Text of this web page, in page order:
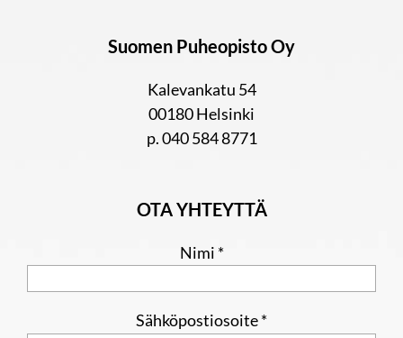
Suomen Puheopisto Oy
Kalevankatu 54
00180 Helsinki
p. 040 584 8771
OTA YHTEYTTÄ
Nimi *
Sähköpostiosoite *